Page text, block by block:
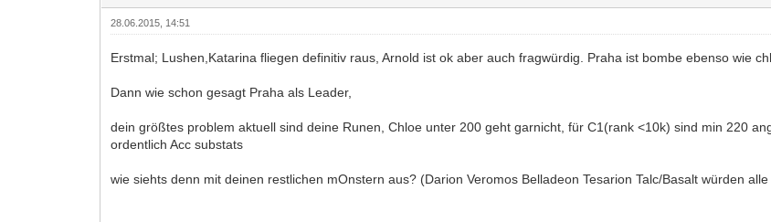
28.06.2015, 14:51
Erstmal; Lushen,Katarina fliegen definitiv raus, Arnold ist ok aber auch fragwürdig. Praha ist bombe ebenso wie
Dann wie schon gesagt Praha als Leader,
dein größtes problem aktuell sind deine Runen, Chloe unter 200 geht garnicht, für C1(rank <10k) sind min 220
ordentlich Acc substats
wie siehts denn mit deinen restlichen mOnstern aus? (Darion Veromos Belladeon Tesarion Talc/Basalt würden